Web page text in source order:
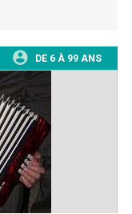
DE 6 À 99 ANS